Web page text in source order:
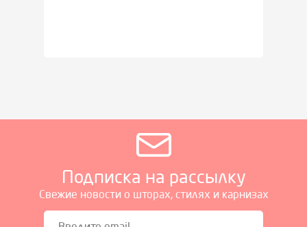
Подписка на рассылку
Свежие новости о шторах, стилях и карнизах